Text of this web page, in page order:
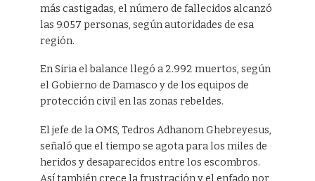
más castigadas, el número de fallecidos alcanzó
las 9.057 personas, según autoridades de esa
región.
En Siria el balance llegó a 2.992 muertos, según
el Gobierno de Damasco y de los equipos de
protección civil en las zonas rebeldes.
El jefe de la OMS, Tedros Adhanom Ghebreyesus,
señaló que el tiempo se agota para los miles de
heridos y desaparecidos entre los escombros.